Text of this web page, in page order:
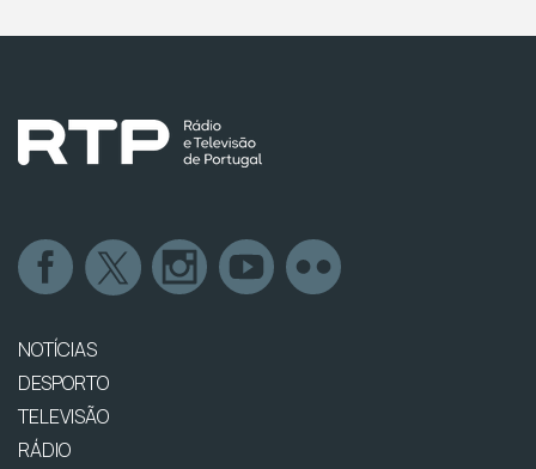
NOTÍCIAS
DESPORTO
TELEVISÃO
RÁDIO